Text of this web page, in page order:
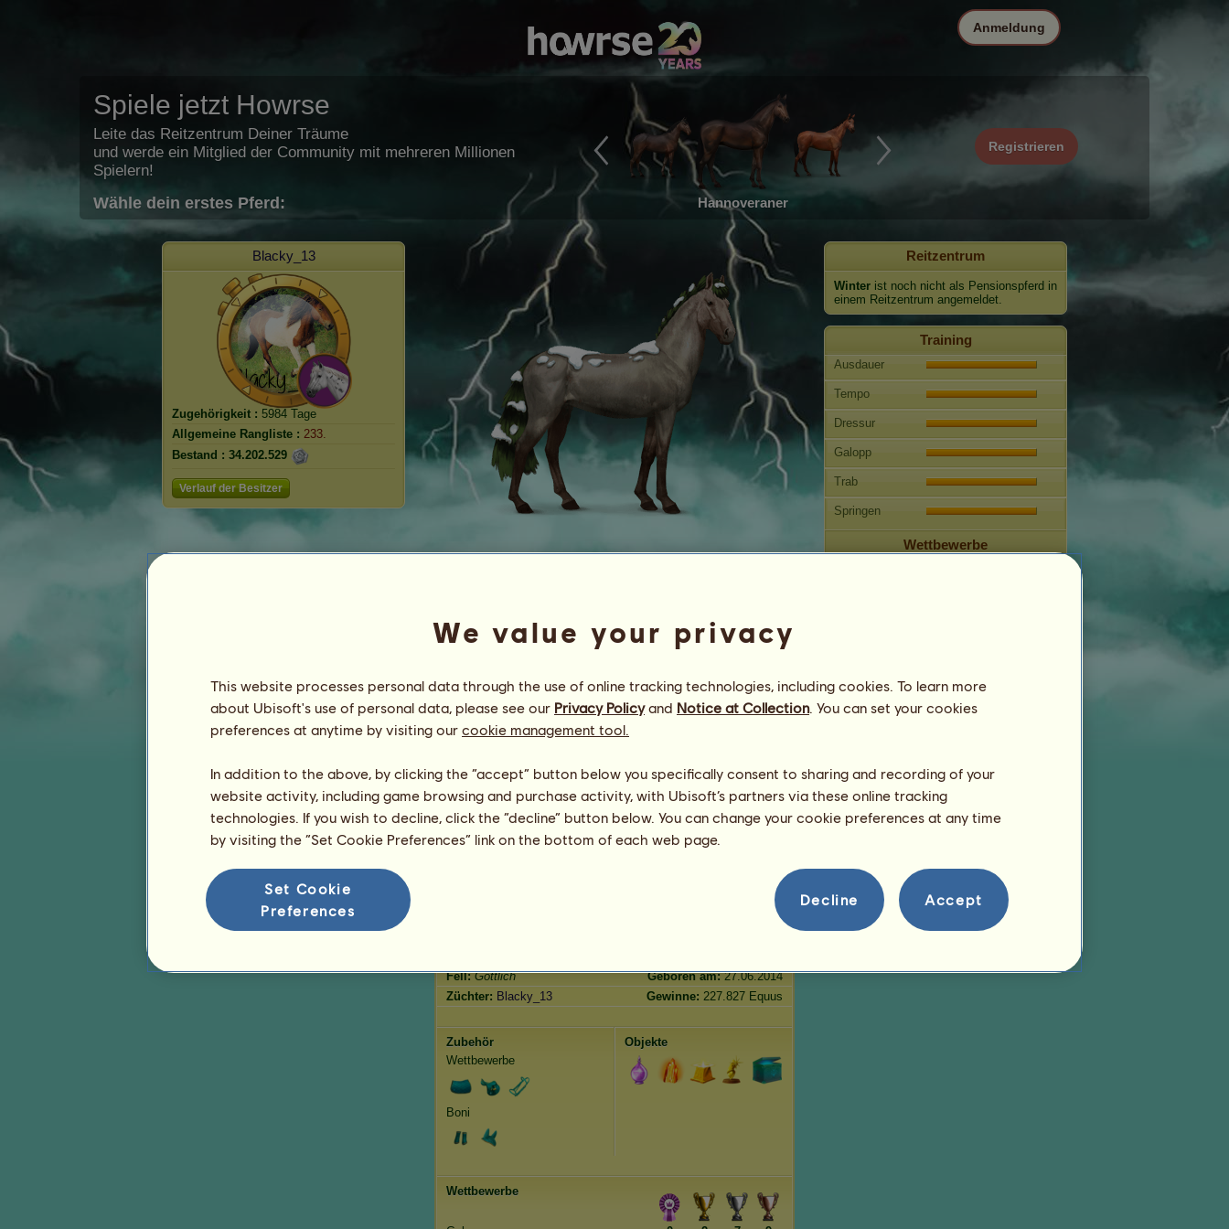
Spiele jetzt Howrse
Leite das Reitzentrum Deiner Träume
und werde ein Mitglied der Community mit mehreren Millionen
Spielern!
Wähle dein erstes Pferd: Hannoveraner
Registrieren
Anmeldung
Blacky_13
Zugehörigkeit : 5984 Tage
Allgemeine Rangliste : 233.
Bestand : 34.202.529
Verlauf der Besitzer
Energie 100%
%
Fähigkeiten Insgesamt:27780.00
Ausdauer
Dressur
9858.00
Galopp
9860.00
Trab
200.00
Springen
3064 Jahre 4 Monate
Fell: Göttlich Geboren am:27.06.2014
Züchter: Blacky_13 Gewinne: 227.827 Equus
Zubehör
Wettbewerbe
Boni
Objekte
Wettbewerbe
Reitzentrum
Winter ist noch nicht als Pensionspferd in
einem Reitzentrum angemeldet.
Training
Ausdauer
Tempo
Dressur
Galopp
Trab
Springen
Wettbewerbe
Stammbaum
We value your privacy
This website processes personal data through the use of online tracking technologies, including cookies. To learn more
about Ubisoft's use of personal data, please see our Privacy Policyand Notice at Collection. You can set your cookies
preferences at anytime by visiting our cookie management tool.
In addition to the above, by clicking the “accept” button below you specifically consent to sharing and recording of your
website activity, including game browsing and purchase activity, with Ubisoft’s partners via these online tracking
technologies. If you wish to decline, click the “decline” button below. You can change your cookie preferences at any time
by visiting the “Set Cookie Preferences” link on the bottom of each web page.
Set Cookie
Preferences
Decline Accept